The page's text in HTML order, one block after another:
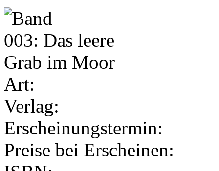
Art:
Verlag:
Erscheinungstermin:
Preise bei Erscheinen: